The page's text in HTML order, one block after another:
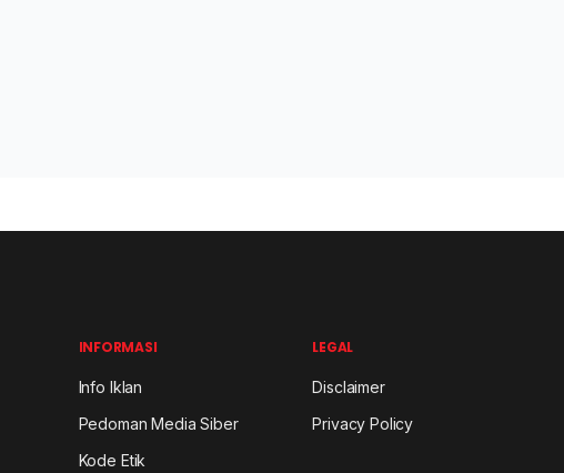
INFORMASI
Info Iklan
Pedoman Media Siber
Kode Etik
LEGAL
Disclaimer
Privacy Policy